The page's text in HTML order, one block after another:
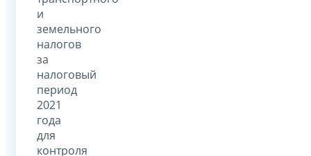
и
земельного
налогов
за
налоговый
период
2021
года
для
контроля